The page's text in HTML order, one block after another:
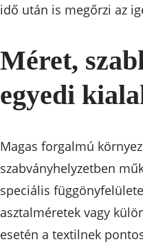
idő után is megőrzi az
Méret,
egyedi
Magas forgalmú
szabványhelyzetben
speciális
asztalméretek vagy
esetén a textilnek